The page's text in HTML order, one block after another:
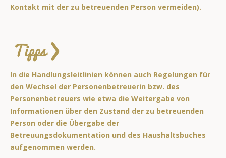
Kontakt mit der zu betreuenden Person vermeiden).
In die Handlungsleitlinien können auch Regelungen für
den Wechsel der Personenbetreuerin bzw. des
Personenbetreuers wie etwa die Weitergabe von
Informationen über den Zustand der zu betreuenden
Person oder die Übergabe der
Betreuungsdokumentation und des Haushaltsbuches
aufgenommen werden.